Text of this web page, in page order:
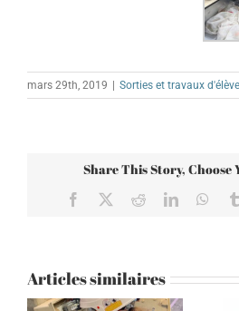
mars 29th, 2019 Sorties et travaux
Share This Story,
Facebook RedditLinkedIn
Articles similaires